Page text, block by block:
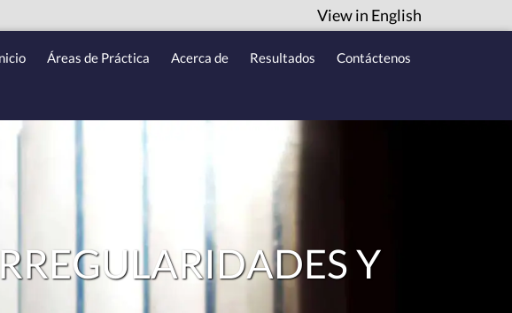
View in English
Áreas de Práctica Acerca de Resultados Contáctenos
Y